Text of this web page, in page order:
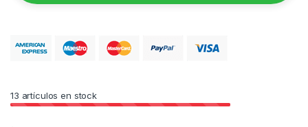
13 artículos en stock